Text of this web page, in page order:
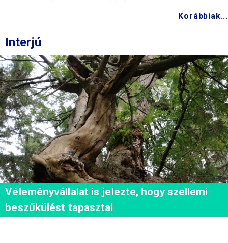
Korábbiak...
Interjú
Véleményvállalat is jelezte, hogy szellemi
beszűkülést tapasztal